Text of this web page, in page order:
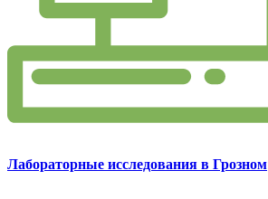
Лабораторные исследования в Грозном